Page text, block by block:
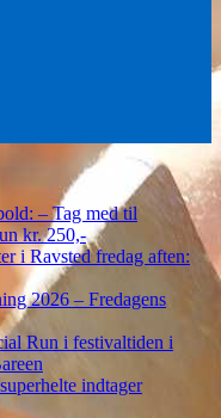
– Tag med til
kr. 250,-
i Ravsted fredag aften:
2026 – Fredagens
Run i festivaltiden i
indtager